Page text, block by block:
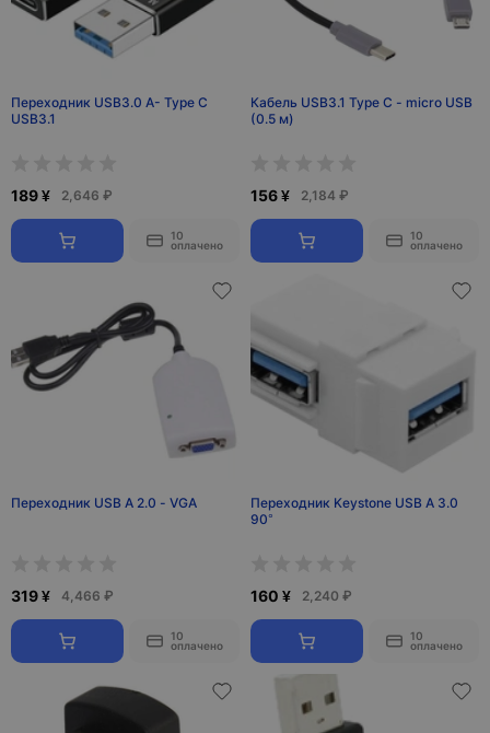
Переходник USB3.0 A- Type C
USB3.1
189 ¥ 2,646 ₽
10
оплачено
Кабель USB3.1 Type C - micro USB
(0.5 м)
156 ¥ 2,184 ₽
10
оплачено
Переходник USB A 2.0 - VGA
319 ¥ 4,466 ₽
10
оплачено
Переходник Keystone USB A 3.0
90°
160 ¥ 2,240 ₽
10
оплачено